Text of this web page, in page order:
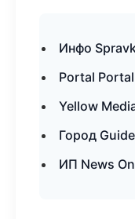
Инфо
Portal
Yellow
Город
ИП News